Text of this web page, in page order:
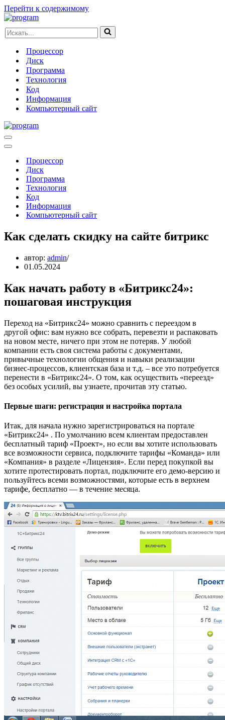
Перейти к содержимому
Искать...
Процессор
Диск
Программа
Технология
Код
Информация
Компьютерный сайт
Меню
навигации
Меню
навигацииПроцессор
Диск
Программа
Технология
Код
Информация
Компьютерный сайт
Как сделать скидку на сайте битрикс
автор: admin
01.05.2024
Как начать работу в «Битрикс24»:
пошаговая инструкция
Переход на «Битрикс24» можно сравнить с переездом в
другой офис: вам нужно все собрать, перевезти и распаковать
на новом месте, ничего при этом не потеряв. У любой
компании есть своя система работы с документами,
привычные технологии общения и навыки реализации
бизнес-процессов, клиентская база и т.д. – все это потребуется
перенести в «Битрикс24». О том, как осуществить «переезд»
без особых усилий, вы узнаете, прочитав эту статью.
Первые шаги: регистрация и настройка портала
Итак, для начала нужно зарегистрироваться на портале
«Битрикс24» . По умолчанию всем клиентам предоставлен
бесплатный тариф «Проект», но если вы хотите использовать
все возможности сервиса, подключите тарифы «Команда» или
«Компания» в разделе «Лицензия». Если перед покупкой вы
хотите протестировать портал, подключите его демо-версию и
пользуйтесь всеми возможностями, которые есть в верхнем
тарифе, бесплатно — в течение месяца.